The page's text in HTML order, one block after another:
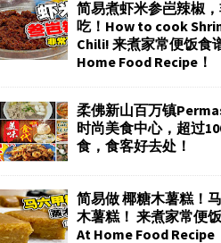
简易煮虾米参岜辣椒
吃！How to cook
Chili! 来煮家常便饭食
Home Food Recipe！
柔佛新山百万镇
时尚美食中心，超过
食，食客好去处！
简易做 椰糖木薯糕！
木薯糕！ 来煮家常便
At Home Food Recipe